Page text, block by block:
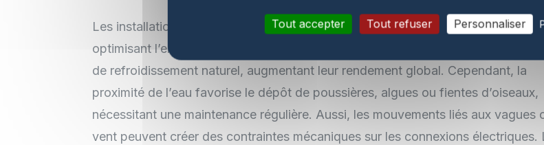
Les installations sur l’eau bénéficient généralement de grands espaces
optimisant l’ensoleillement direct. La présence d’eau sous les panneaux crée un
de refroidissement naturel, augmentant leur rendement global. Cependant, la
proximité de l’eau favorise le dépôt de poussières, algues ou fientes d’oiseaux,
nécessitant une maintenance régulière. Aussi, les mouvements liés aux vagues
vent peuvent créer des contraintes mécaniques sur les connexions électriques.
Tout accepter Tout refuser Personnaliser